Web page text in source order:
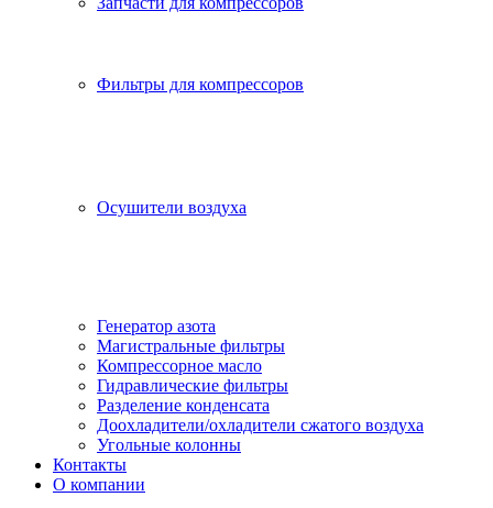
Фильтры для компрессоров
Осушители воздуха
Генератор азота
Магистральные фильтры
Компрессорное масло
Гидравлические фильтры
Разделение конденсата
Доохладители/охладители сжатого воздуха
Угольные колонны
Контакты
О компании